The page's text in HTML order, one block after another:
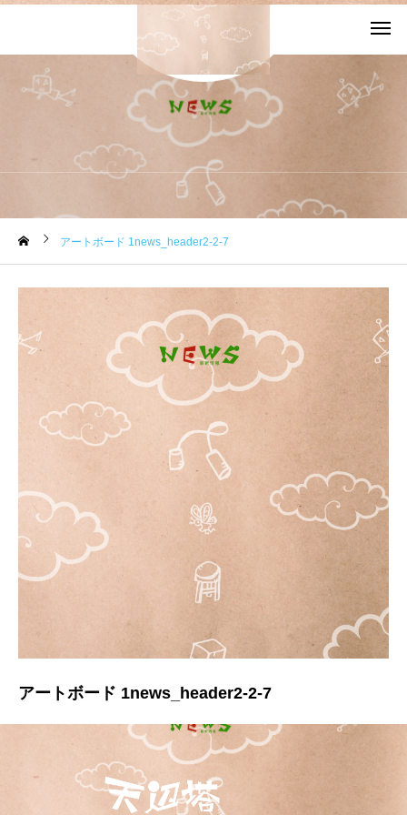
お知らせ
アートボード 1news_header2-2-7
アートボード 1news_header2-2-7